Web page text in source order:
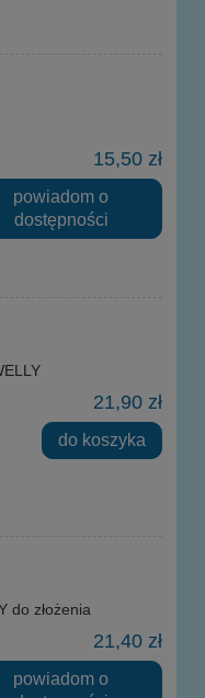
15,50 zł
powiadom o
dostępności
21,90 zł
do koszyka
do złożenia
21,40 zł
powiadom o